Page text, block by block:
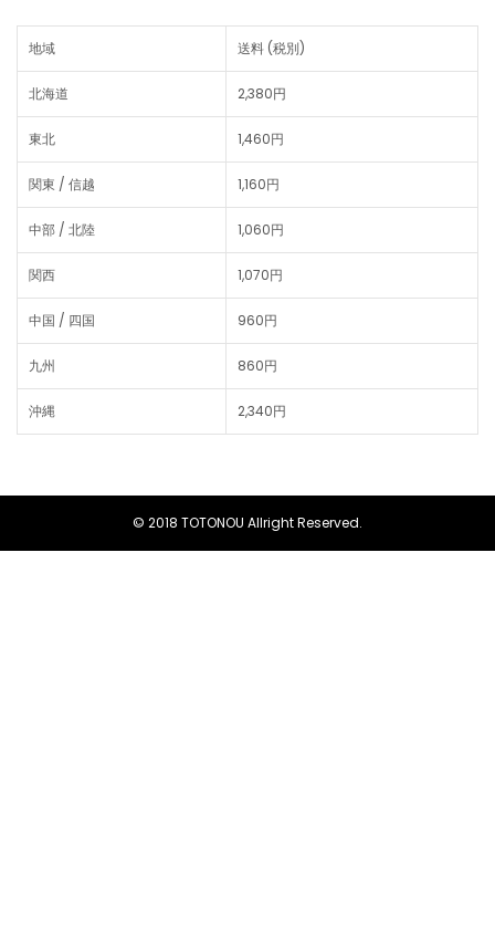
地域 送料 (税別)
北海道 2,380円
東北 1,460円
関東 / 信越 1,160円
中部 / 北陸 1,060円
関西 1,070円
中国 / 四国 960円
九州 860円
沖縄 2,340円
© 2018 TOTONOU Allright Reserved.